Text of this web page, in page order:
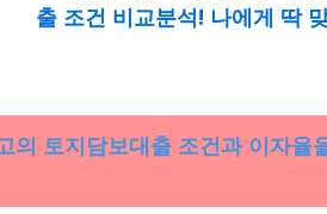
출 조건 비교분석! 나에게 딱
토지담보대출 조건과 이자